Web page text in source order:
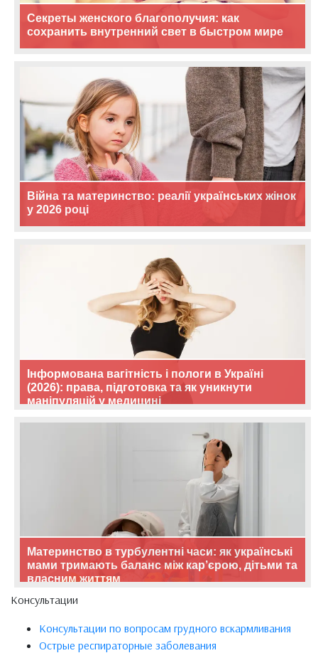
Секреты женского благополучия: как
сохранить внутренний свет в быстром мире
Війна та материнство: реалії українських жінок
у 2026 році
Інформована вагітність і пологи в Україні
(2026): права, підготовка та як уникнути
маніпуляцій у медицині
Материнство в турбулентні часи: як українські
мами тримають баланс між кар’єрою, дітьми та
власним життям
Консультации
Консультации по вопросам грудного вскармливания
Острые респираторные заболевания